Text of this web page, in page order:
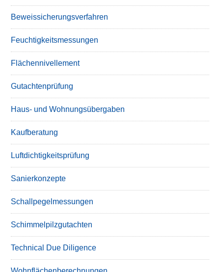
Beweissicherungsverfahren
Feuchtigkeitsmessungen
Flächennivellement
Gutachtenprüfung
Haus- und Wohnungsübergaben
Kaufberatung
Luftdichtigkeitsprüfung
Sanierkonzepte
Schallpegelmessungen
Schimmelpilzgutachten
Technical Due Diligence